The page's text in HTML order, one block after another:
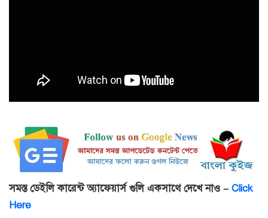
সমস্ত ডেইলি কারেন্ট অ্যাফেয়ার্স গুলি একসাথে দেখে নাও – Click
Here